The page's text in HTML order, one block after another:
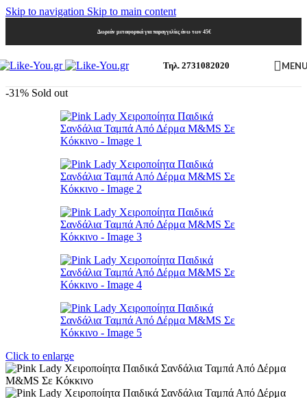
Skip to navigation Skip to main content
Δωρεάν μεταφορικά για παραγγελίες άνω των 45€
Τηλ. 2731082020
-31% Sold out
Click to enlarge